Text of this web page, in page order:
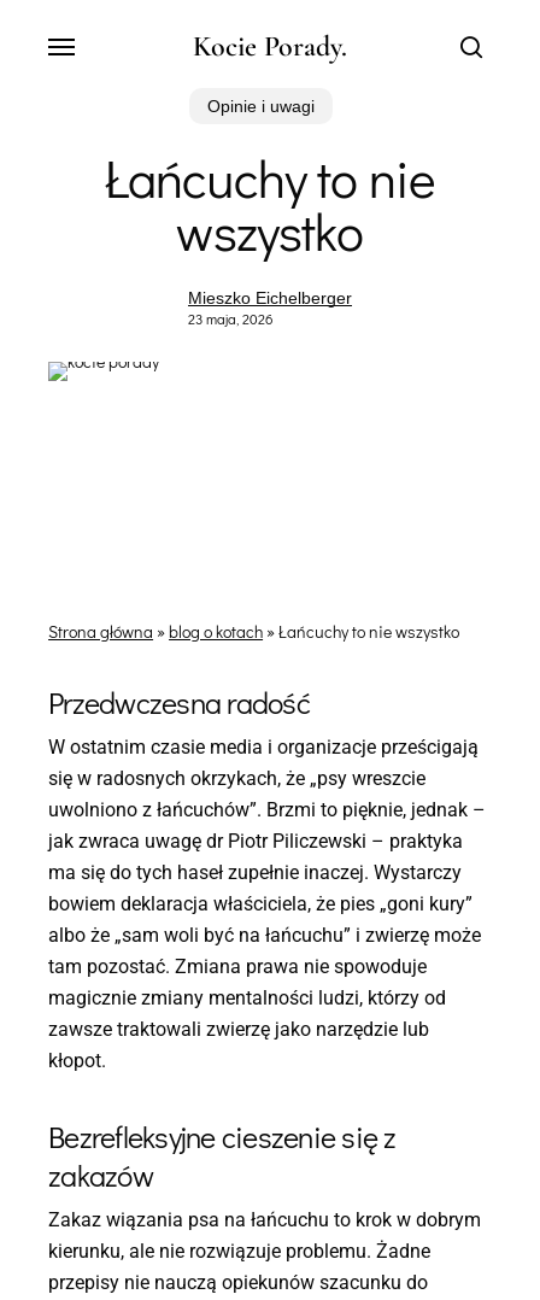
Kocie Porady.
Menu
Opinie i uwagi
Łańcuchy to nie
wszystko
Mieszko Eichelberger
23 maja, 2026
Strona główna »blog o kotach »Łańcuchy to nie wszystko
Przedwczesna radość
W ostatnim czasie media i organizacje prześcigają
się w radosnych okrzykach, że „psy wreszcie
uwolniono z łańcuchów”. Brzmi to pięknie, jednak –
jak zwraca uwagę dr Piotr Piliczewski – praktyka
ma się do tych haseł zupełnie inaczej. Wystarczy
bowiem deklaracja właściciela, że pies „goni kury”
albo że „sam woli być na łańcuchu” i zwierzę może
tam pozostać. Zmiana prawa nie spowoduje
magicznie zmiany mentalności ludzi, którzy od
zawsze traktowali zwierzę jako narzędzie lub
kłopot.
Bezrefleksyjne cieszenie się z
zakazów
Zakaz wiązania psa na łańcuchu to krok w dobrym
kierunku, ale nie rozwiązuje problemu. Żadne
przepisy nie nauczą opiekunów szacunku do